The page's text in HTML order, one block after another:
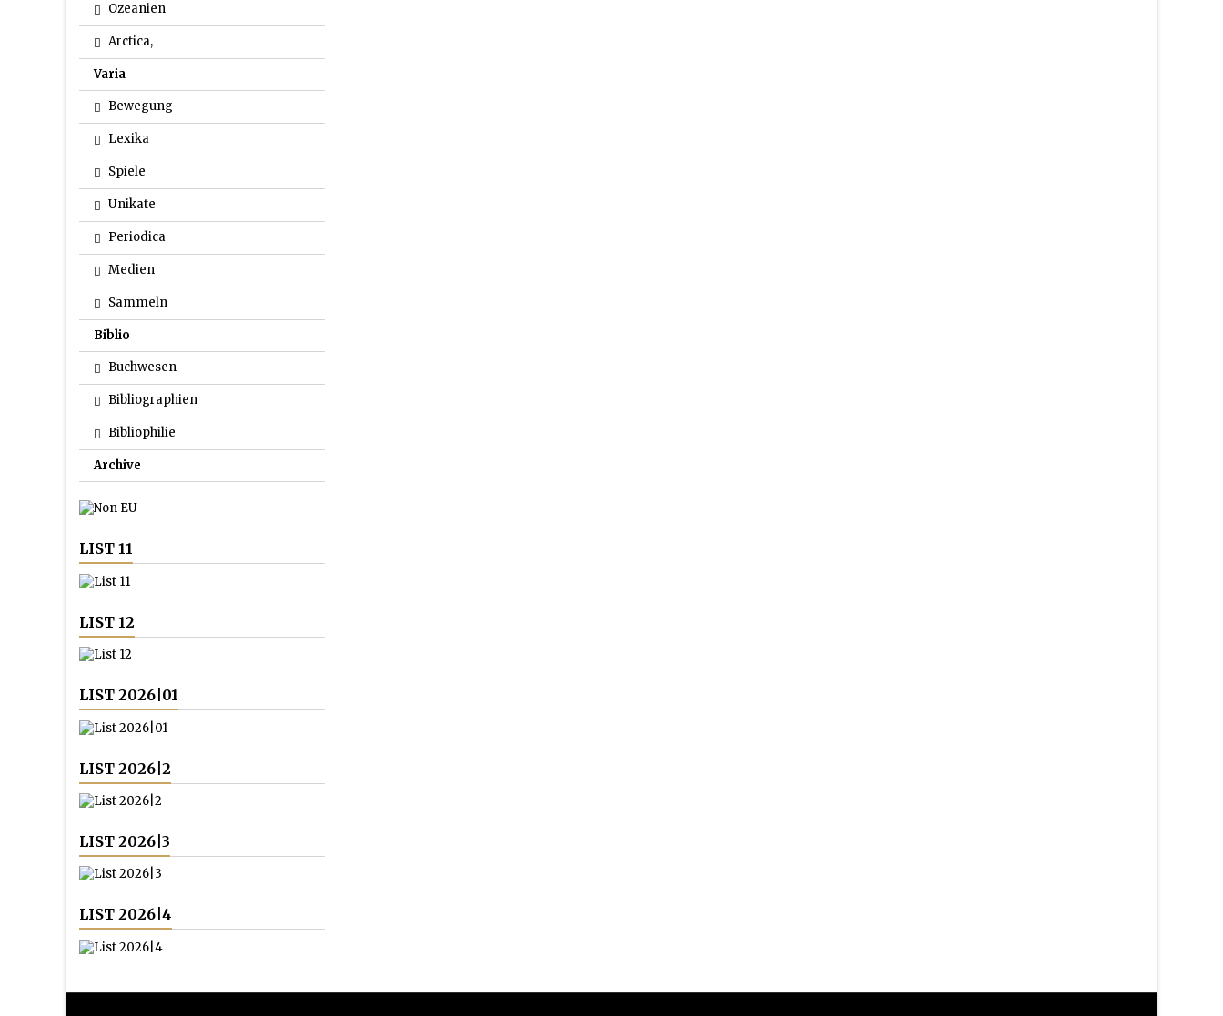
Ozeanien
Arctica,
Varia
Bewegung
Lexika
Spiele
Unikate
Periodica
Medien
Sammeln
Biblio
Buchwesen
Bibliographien
Bibliophilie
Archive
LIST 11
LIST 12
LIST 2026|01
LIST 2026|2
LIST 2026|3
LIST 2026|4